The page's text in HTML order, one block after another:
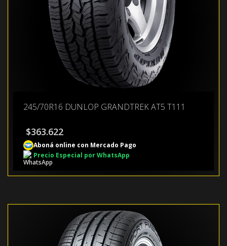
245/70R16 DUNLOP GRANDTREK AT5 T111
$363.622
Aboná online con Mercado Pago
Precio Especial por WhatsApp